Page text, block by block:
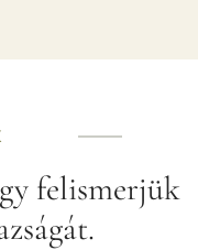
felismerjük